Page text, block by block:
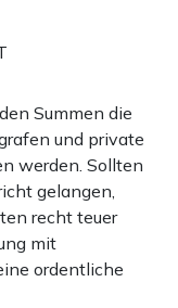
Summen die
und private
werden. Sollten
gelangen,
recht teuer
mit
ordentliche